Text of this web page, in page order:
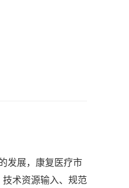
发展，康复医疗市
术资源输入、规范